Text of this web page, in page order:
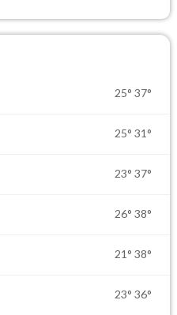
25° 37°
25° 31°
23° 37°
26° 38°
21° 38°
23° 36°